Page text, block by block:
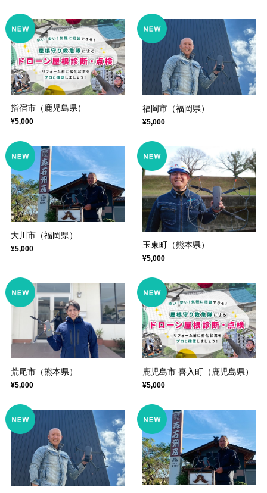
指宿市（鹿児島県）
¥5,000
福岡市（福岡県）
¥5,000
大川市（福岡県）
¥5,000 玉東町（熊本県）
¥5,000
荒尾市（熊本県）
¥5,000
鹿児島市 喜入町（鹿児島県）
¥5,000